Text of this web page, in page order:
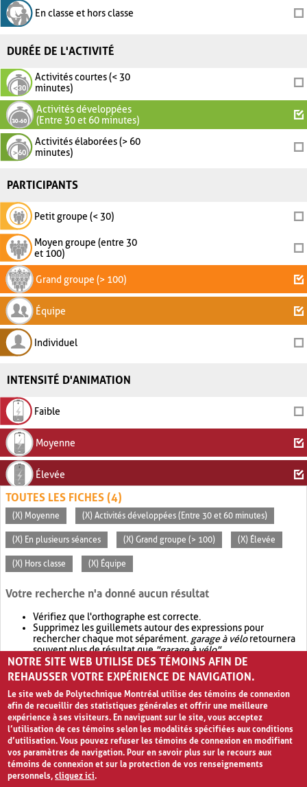
En classe et hors classe
DURÉE DE L'ACTIVITÉ
Activités courtes (< 30
minutes)
Activités développées
(Entre 30 et 60 minutes)
Activités élaborées (> 60
minutes)
PARTICIPANTS
Petit groupe (< 30)
Moyen groupe (entre 30
et 100)
Grand groupe (> 100)
Équipe
Individuel
INTENSITÉ D'ANIMATION
Faible
Moyenne
Élevée
TOUTES LES FICHES (4)
(X) Moyenne (X) Activités développées (Entre 30 et 60 minutes)
(X) En plusieurs séances (X) Grand groupe (> 100) (X) Élevée
(X) Hors classe (X) Équipe
Votre recherche n'a donné aucun résultat
Vérifiez que l'orthographe est correcte.
Supprimez les guillemets autour des expressions pour
rechercher chaque mot séparément. garage à véloretournera
souvent plus de résultat que"garage à vélo".
Envisagez d'élargir votre recherche avec OR.garage OR vélo
retournera souvent plus de résultat quegarage à vélo
NOTRE SITE WEB UTILISE DES TÉMOINS AFIN DE
REHAUSSER VOTRE EXPÉRIENCE DE NAVIGATION.
Le site web de Polytechnique Montréal utilise des témoins de connexion
afin de recueillir des statistiques générales et offrir une meilleure
expérience à ses visiteurs. En naviguant sur le site, vous acceptez
l’utilisation de ces témoins selon les modalités spécifiées aux conditions
d’utilisation. Vous pouvez refuser les témoins de connexion en modifiant
vos paramètres de navigation. Pour en savoir plus sur le recours aux
témoins de connexion et sur la protection de vos renseignements
personnels,cliquez ici.